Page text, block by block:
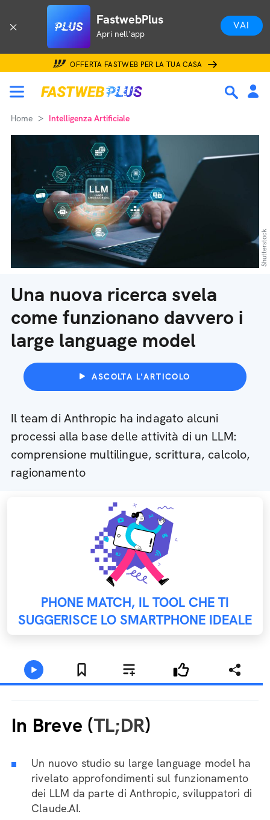
FastwebPlus
Apri nell'app
VAI
OFFERTA FASTWEB PER LA TUA CASA
Home Intelligenza Artificiale
Una nuova ricerca svela
come funzionano davvero i
large language model
ASCOLTA L'ARTICOLO
Il team di Anthropic ha indagato alcuni
processi alla base delle attività di un LLM:
comprensione multilingue, scrittura, calcolo,
ragionamento
Shutterstock
PHONE MATCH, IL TOOL CHE TI
SUGGERISCE LO SMARTPHONE IDEALE
In Breve (TL;DR)
Un nuovo studio su large language model ha
rivelato approfondimenti sul funzionamento
dei LLM da parte di Anthropic, sviluppatori di
Claude.AI.